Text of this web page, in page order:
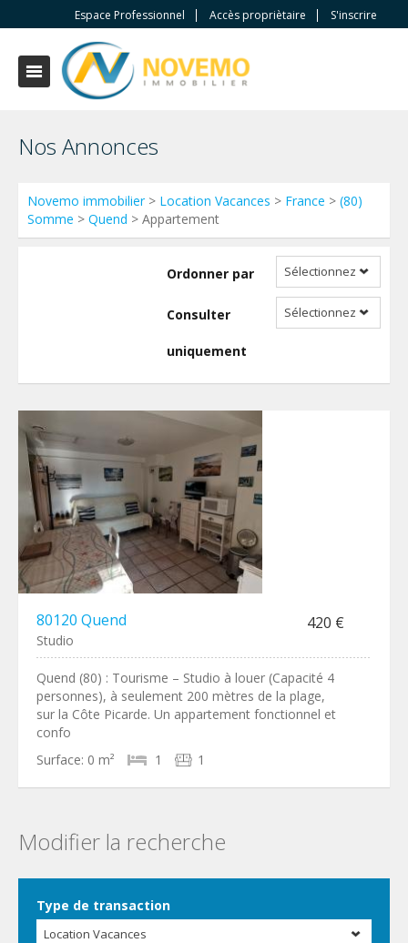
Espace Professionnel Accès propriètaire S'inscrire
Nos Annonces
Novemo immobilier> Location Vacances > France > (80)
Somme > Quend > Appartement
Ordonner par Sélectionnez
Consulter
uniquement
Sélectionnez
80120 Quend 420 €
Studio
Quend (80) : Tourisme – Studio à louer (Capacité 4
personnes), à seulement 200 mètres de la plage,
sur la Côte Picarde. Un appartement fonctionnel et
confo
Surface: 0 m² 1 1
Modifier la recherche
Type de transaction
Location Vacances